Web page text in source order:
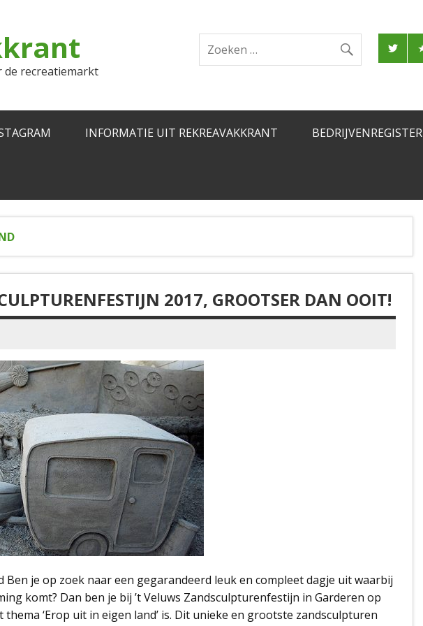
recreatiemarkt
INFORMATIE UIT REKREAVAKKRANT BEDRIJVENREGISTER
2017, GROOTSER DAN OOIT!
Ben je op zoek naar een gegarandeerd leuk en compleet dagje uit waarbij
komt? Dan ben je bij ’t Veluws Zandsculpturenfestijn in Garderen op
‘Erop uit in eigen land’ is. Dit unieke en grootste zandsculpturen